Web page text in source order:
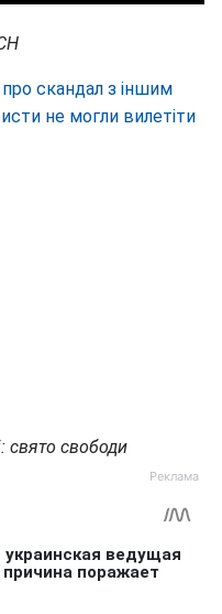
скандал з іншим
не могли вилетіти
свято свободи